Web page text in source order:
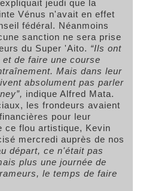
jeudi que la
Vénus n'avait en effet
fédéral. Néanmoins
sanction ne sera prise
du Super 'Aito. “Ils ont
de faire une course
Mais dans leur
absolument pas parler
indique Alfred Mata.
les frondeurs avaient
pour leur
ce flou artistique, Kevin
mercredi auprès de nos
départ, ce n'était pas
plus une journée de
le temps de faire